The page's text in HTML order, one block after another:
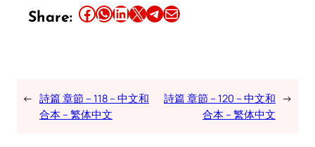
Share: Share this article on Facebook Share this article on WhatsApp Share this article on LinkedIn Share this article on X Share this article on TelegramEmail this Article
← 詩篇 章節 – 118 – 中文和
合本 – 繁体中文
詩篇 章節 – 120 – 中文和
合本 – 繁体中文
→